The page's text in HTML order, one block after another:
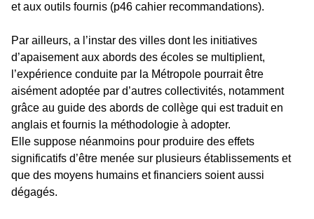
et aux outils fournis (p46 cahier recommandations).
Par ailleurs, a l’instar des villes dont les initiatives
d’apaisement aux abords des écoles se multiplient,
l’expérience conduite par la Métropole pourrait être
aisément adoptée par d’autres collectivités, notamment
grâce au guide des abords de collège qui est traduit en
anglais et fournis la méthodologie à adopter.
Elle suppose néanmoins pour produire des effets
significatifs d’être menée sur plusieurs établissements et
que des moyens humains et financiers soient aussi
dégagés.